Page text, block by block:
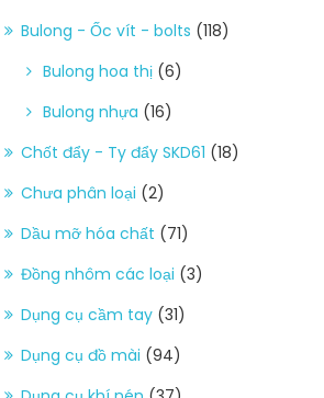
Bulong - Ốc vít - bolts (118)
Bulong hoa thị (6)
Bulong nhựa (16)
Chốt đẩy - Ty đẩy SKD61 (18)
Chưa phân loại (2)
Dầu mỡ hóa chất (71)
Đồng nhôm các loại (3)
Dụng cụ cầm tay (31)
Dụng cụ đồ mài (94)